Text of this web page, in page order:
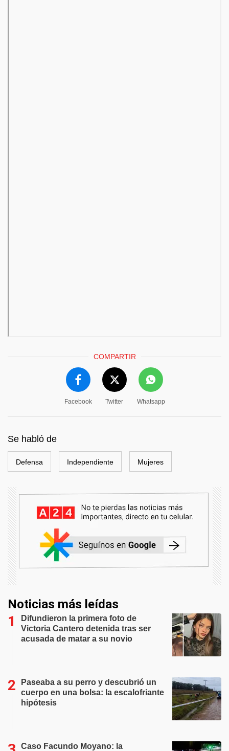
COMPARTIR
Facebook Twitter Whatsapp
Se habló de
Defensa Independiente Mujeres
Noticias más leídas
Difundieron la primera foto de
Victoria Cantero detenida tras ser
acusada de matar a su novio
Paseaba a su perro y descubrió un
cuerpo en una bolsa: la escalofriante
hipótesis
Caso Facundo Moyano: la